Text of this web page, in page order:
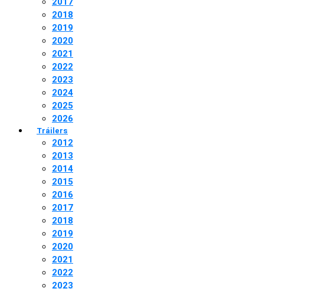
2018
2019
2020
2021
2022
2023
2024
2025
2026
Tráilers
2012
2013
2014
2015
2016
2017
2018
2019
2020
2021
2022
2023